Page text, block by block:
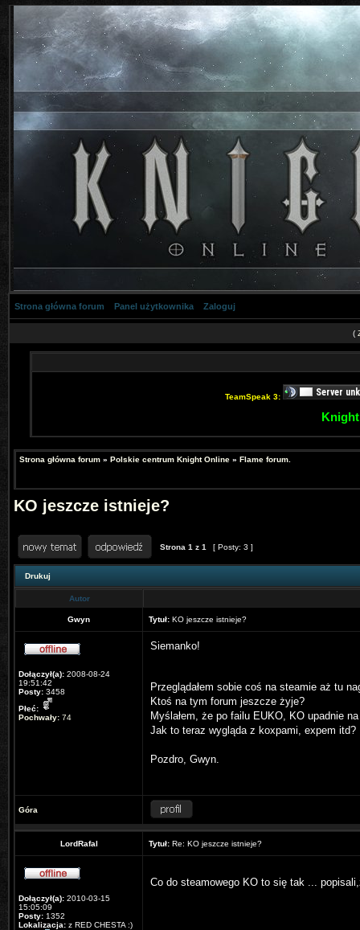
Strona główna forum Panel użytkownika Zaloguj
(
TeamSpeak 3:
Strona główna forum » Polskie centrum Knight Online » Flame forum.
KO jeszcze istnieje?
Strona 1 z 1 [ Posty: 3 ]
Drukuj
Autor
Gwyn Tytuł: KO jeszcze istnieje?
Dołączył(a): 2008-08-24
19:51:42
Posty: 3458
Płeć:
Pochwały: 74
Siemanko!
Przeglądałem sobie coś na steamie aż tu
Ktoś na tym forum jeszcze żyje?
Myślałem, że po failu EUKO, KO upadnie
Jak to teraz wygląda z koxpami, expem itd?
Pozdro, Gwyn.
Góra
LordRafal Tytuł: Re: KO jeszcze istnieje?
Dołączył(a): 2010-03-15
15:05:09
Posty: 1352
Lokalizacja: z RED CHESTA :)
Co do steamowego KO to się tak ...